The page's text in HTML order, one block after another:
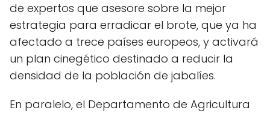
de expertos que asesore sobre la mejor
estrategia para erradicar el brote, que ya ha
afectado a trece países europeos, y activará
un plan cinegético destinado a reducir la
densidad de la población de jabalíes.
En paralelo, el Departamento de Agricultura